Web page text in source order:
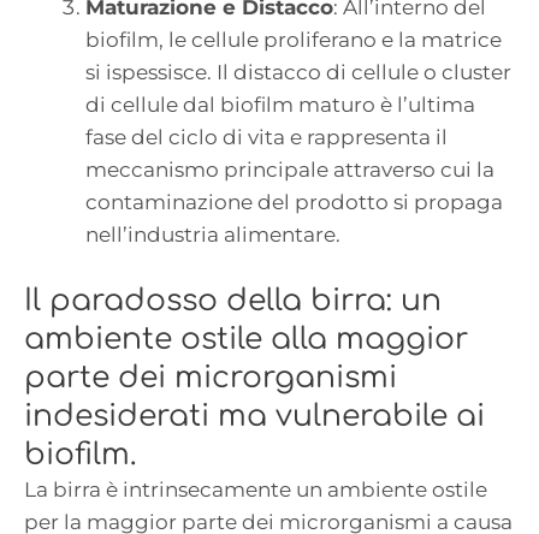
Maturazione e Distacco: All’interno del
biofilm, le cellule proliferano e la matrice
si ispessisce. Il distacco di cellule o cluster
di cellule dal biofilm maturo è l’ultima
fase del ciclo di vita e rappresenta il
meccanismo principale attraverso cui la
contaminazione del prodotto si propaga
nell’industria alimentare.
Il paradosso della birra: un
ambiente ostile alla maggior
parte dei microrganismi
indesiderati ma vulnerabile ai
biofilm.
La birra è intrinsecamente un ambiente ostile
per la maggior parte dei microrganismi a causa